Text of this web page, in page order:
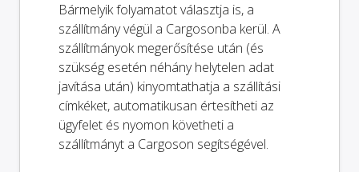
Bármelyik folyamatot választja is, a
szállítmány végül a Cargosonba kerül. A
szállítmányok megerősítése után (és
szükség esetén néhány helytelen adat
javítása után) kinyomtathatja a szállítási
címkéket, automatikusan értesítheti az
ügyfelet és nyomon követheti a
szállítmányt a Cargoson segítségével.